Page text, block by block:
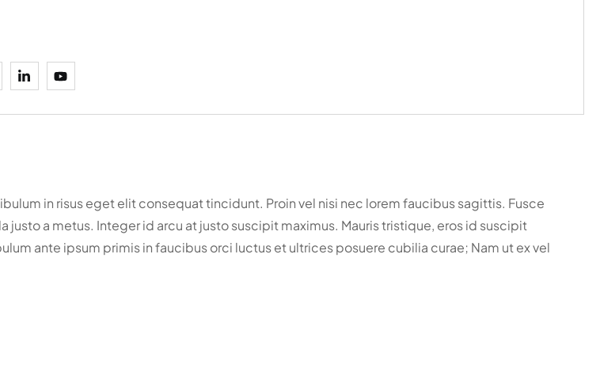
in risus eget elit consequat tincidunt. Proin vel nisi nec lorem faucibus sagittis. Fusce
a metus. Integer id arcu at justo suscipit maximus. Mauris tristique, eros id suscipit
ante ipsum primis in faucibus orci luctus et ultrices posuere cubilia curae; Nam ut ex vel